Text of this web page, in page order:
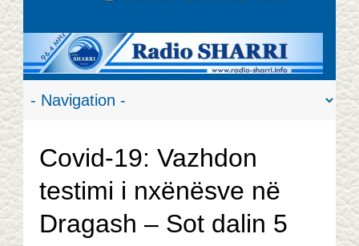
Covid-19: Vazhdon
testimi i nxënësve në
Dragash – Sot dalin 5